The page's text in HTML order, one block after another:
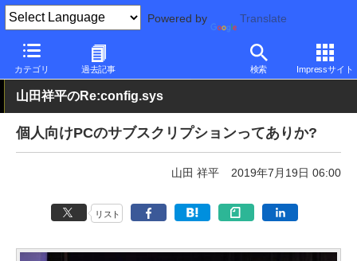
Powered by Translate
カテゴリ 過去記事 検索 Impressサイト
PC Watch 市場 動向
山田祥平のRe:config.sys
個人向けPCのサブスクリプションってありか?
山田 祥平 2019年7月19日 06:00
リスト